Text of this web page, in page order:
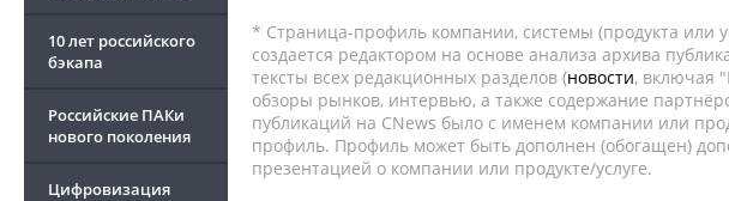
10 лет российского
бэкапа
Российские ПАКи
нового поколения
Цифровизация
* Страница-профиль компании, системы (продукта или
создается редактором на основе анализа архива
тексты всех редакционных разделов (новости, включая
обзоры рынков, интервью, а также содержание
публикаций на CNews было с именем компании или
профиль. Профиль может быть дополнен (обогащен)
презентацией о компании или продукте/услуге.